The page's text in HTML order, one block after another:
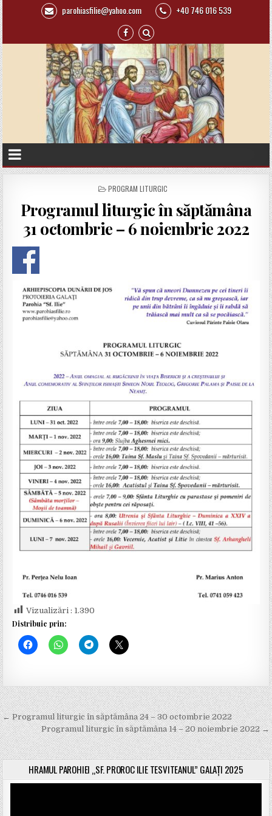
parohiasfilie@yahoo.com +40 746 016 539
P
S
T
E
PROGRAM LITURGIC
Programul liturgic în săptămâna
31 octombrie – 6 noiembrie 2022
Vizualizări : 1.390
Distribuie prin:
N
a
v
i
← Programul liturgic în săptămâna 24 – 30 octombrie 2022
Programul liturgic în săptămâna 14 – 20 noiembrie 2022 →
HRAMUL PAROHIEI „SF. PROROC ILIE TESVITEANUL” GALAȚI 2025